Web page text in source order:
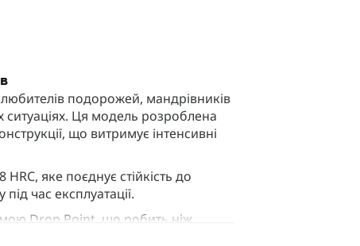
подорожей, мандрівників
ситуаціях. Ця модель розроблена
що витримує інтенсивні
яке поєднує стійкість до
під час експлуатації.
Drop Point, що робить ніж
роботу з твердими матеріалами